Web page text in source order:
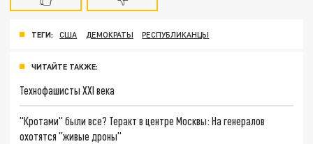
ТЕГИ: США ДЕМОКРАТЫ РЕСПУБЛИКАНЦЫ
ЧИТАЙТЕ ТАКЖЕ:
Технофашисты XXI века
"Кротами" были все? Теракт в центре Москвы: На генералов
охотятся "живые дроны"